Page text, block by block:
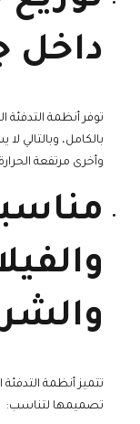
داخل
توفر أنظمة التدفئة
بالكامل، وبالتالي
وأخرى مرتفعة
تتميز أنظمة
تصميمها لتناسب: